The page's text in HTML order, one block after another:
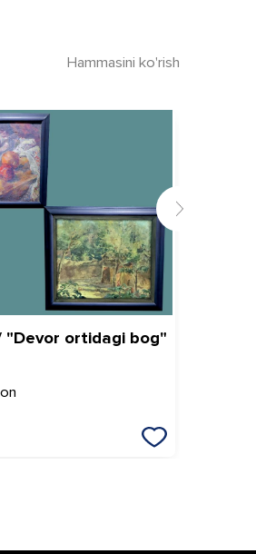
Hammasini ko'rish
"Devor ortidagi bog"